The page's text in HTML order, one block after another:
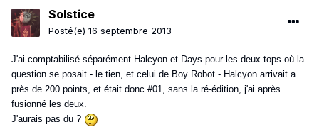
Solstice
Posté(e) 16 septembre 2013
J'ai comptabilisé séparément Halcyon et Days pour les deux tops où la
question se posait - le tien, et celui de Boy Robot - Halcyon arrivait a
près de 200 points, et était donc #01, sans la ré-édition, j'ai après
fusionné les deux.
J'aurais pas du ?